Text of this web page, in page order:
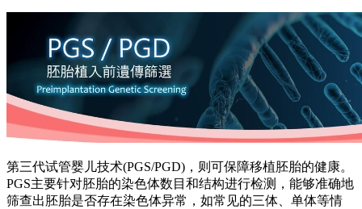
第三代试管婴儿技术(PGS/PGD)，则可保障移植胚胎的健康。
PGS主要针对胚胎的染色体数目和结构进行检测，能够准确地
筛查出胚胎是否存在染色体异常，如常见的三体、单体等情